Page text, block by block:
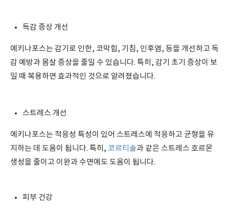
독감 증상 개선
에키나포스는 감기로 인한, 코막힘, 기침, 인후염, 등을 개선하고 독
감 예방과 몸살 증상을 줄일 수 있습니다. 특히, 감기 초기 증상이 보
일 때 복용하면 효과적인 것으로 알려졌습니다.
스트레스 개선
에키나포스는 적응성 특성이 있어 스트레스에 적응하고 균형을 유
지하는 데 도움이 됩니다. 특히, 코르티솔과 같은 스트레스 호르몬
생성을 줄이고 이완과 수면에도 도움이 됩니다.
피부 건강